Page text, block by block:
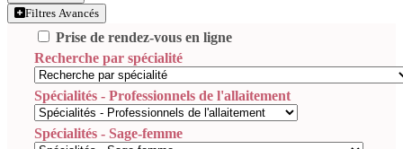
Filtres Avancés
Prise de rendez-vous en ligne
Recherche par spécialité
Spécialités - Professionnels de l'allaitement
Spécialités - Sage-femme